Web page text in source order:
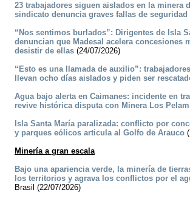
23 trabajadores siguen aislados en la minera
sindicato denuncia graves fallas de seguridad
“Nos sentimos burlados”: Dirigentes de Isla
denuncian que Madesal acelera concesiones
desistir de ellas (24/07/2026)
“Esto es una llamada de auxilio”:
llevan ocho días aislados y piden ser
Agua bajo alerta en Caimanes: incidente en
revive histórica disputa con Minera Los
Isla Santa María paralizada: conflicto por
y parques eólicos articula al Golfo de Arauco
Minería a gran escala
Bajo una apariencia verde, la minería de
los territorios y agrava los conflictos por el
Brasil (22/07/2026)